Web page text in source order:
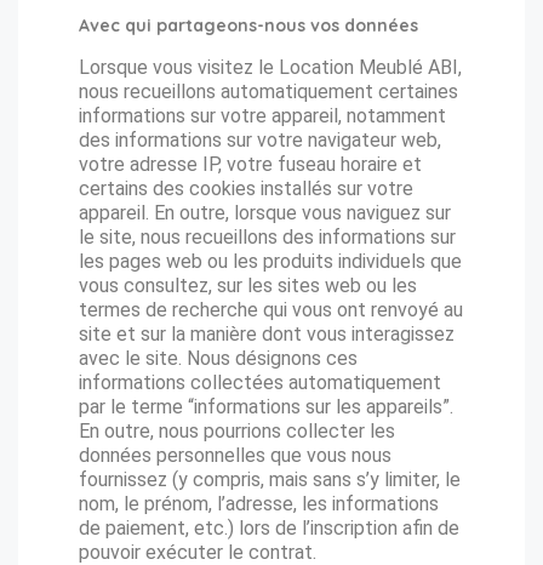
Avec qui partageons-nous vos données
Lorsque vous visitez le Location Meublé ABI,
nous recueillons automatiquement certaines
informations sur votre appareil, notamment
des informations sur votre navigateur web,
votre adresse IP, votre fuseau horaire et
certains des cookies installés sur votre
appareil. En outre, lorsque vous naviguez sur
le site, nous recueillons des informations sur
les pages web ou les produits individuels que
vous consultez, sur les sites web ou les
termes de recherche qui vous ont renvoyé au
site et sur la manière dont vous interagissez
avec le site. Nous désignons ces
informations collectées automatiquement
par le terme “informations sur les appareils”.
En outre, nous pourrions collecter les
données personnelles que vous nous
fournissez (y compris, mais sans s’y limiter, le
nom, le prénom, l’adresse, les informations
de paiement, etc.) lors de l’inscription afin de
pouvoir exécuter le contrat.